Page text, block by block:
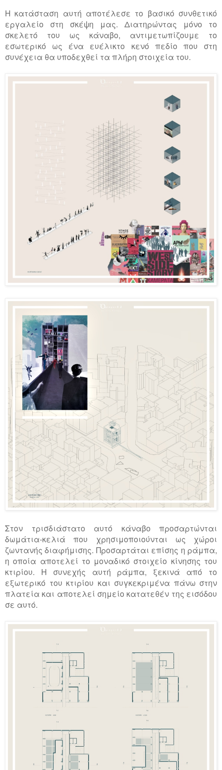
Η κατάσταση αυτή αποτέλεσε το βασικό συνθετικό
εργαλείο στη σκέψη μας. Διατηρώντας μόνο το
σκελετό του ως κάναβο, αντιμετωπίζουμε το
εσωτερικό ως ένα ευέλικτο κενό πεδίο που στη
συνέχεια θα υποδεχθεί τα πλήρη στοιχεία του.
Στον τρισδιάστατο αυτό κάναβο προσαρτώνται
δωμάτια-κελιά που χρησιμοποιούνται ως χώροι
ζωντανής διαφήμισης. Προσαρτάται επίσης η ράμπα,
η οποία αποτελεί το μοναδικό στοιχείο κίνησης του
κτιρίου. Η συνεχής αυτή ράμπα, ξεκινά από το
εξωτερικό του κτιρίου και συγκεκριμένα πάνω στην
πλατεία και αποτελεί σημείο κατατεθέν της εισόδου
σε αυτό.